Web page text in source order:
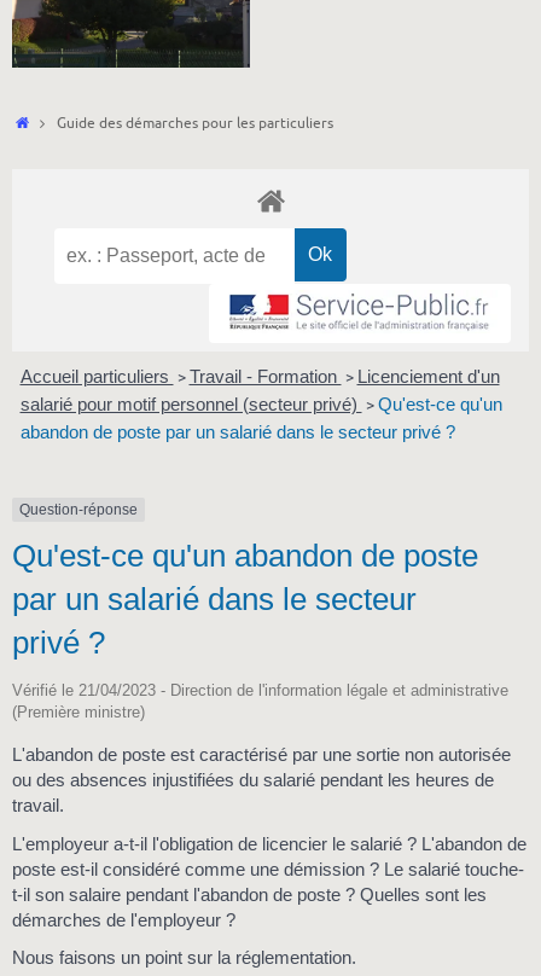
Accueil
Guide des démarches pour les particuliers
Accueil particuliers > Travail - Formation > Licenciement d'un
salarié pour motif personnel (secteur privé) > Qu'est-ce qu'un
abandon de poste par un salarié dans le secteur privé ?
Question-réponse
Qu'est-ce qu'un abandon de poste
par un salarié dans le secteur
privé ?
Vérifié le 21/04/2023 - Direction de l'information légale et administrative
(Première ministre)
L'abandon de poste est caractérisé par une sortie non autorisée
ou des absences injustifiées du salarié pendant les heures de
travail.
L'employeur a-t-il l'obligation de licencier le salarié ? L'abandon de
poste est-il considéré comme une démission ? Le salarié touche-
t-il son salaire pendant l'abandon de poste ? Quelles sont les
démarches de l'employeur ?
Nous faisons un point sur la réglementation.